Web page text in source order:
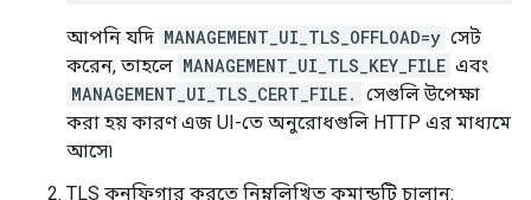
আপনি যদি MANAGEMENT_UI_TLS_OFFLOAD=y সেট
করেন, তাহলে MANAGEMENT_UI_TLS_KEY_FILE এবং
MANAGEMENT_UI_TLS_CERT_FILE. সেগুলি উপেক্ষা
করা হয় কারণ এজ UI-তে অনুরোধগুলি HTTP এর মাধ্যমে
আসে৷
TLS কনফিগার করতে নিম্নলিখিত কমান্ডটি চালান: